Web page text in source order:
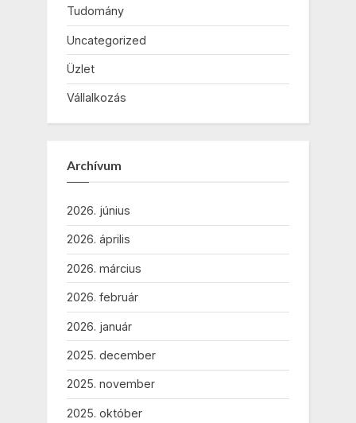
Tudomány
Uncategorized
Üzlet
Vállalkozás
Archívum
2026. június
2026. április
2026. március
2026. február
2026. január
2025. december
2025. november
2025. október